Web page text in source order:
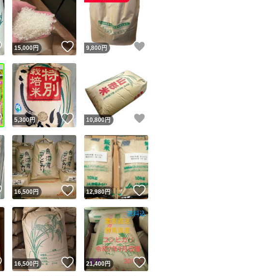
安心取引出品者
安心取引出品者 Yahoo!フリマの基準をクリアした安心・安全なユーザーです
取引実績
取引実績◯+ このユーザーはYahoo!フリマの取引を完了させた実績があります
他フリマ実績◯+ このユーザーは他フリマサービスでの取引実績があります
スピード&安心発送
※このバッジは実績に基づく表示であり、発送を保証しているものではありません
スピード＆安心発送
このユーザーは高頻度で24時間以内＆設定した発送日数内に発送してい
ます
スピード発送 このユーザーは高頻度で24時間以内に発送しています
安心発送 このユーザーは設定した発送日数内に発送しています
この商品の情報をコピーします
商品画像の無断転載は禁止されています
コピーは1商品につき1回
出品ページへ
キャンセル
いいね！
15,000円 いいね！
9,800 円
いいね！
5,300円 いいね！
10,800円
いいね！
16,500円 いいね！
12,980円 いいね！
いいね！
16,500円 いいね！
21,400円 いいね！